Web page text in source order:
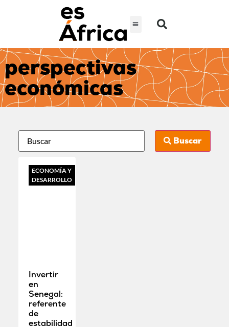
perspectivas
económicas
Buscar
ECONOMÍA Y
DESARROLLO
Invertir
en
Senegal:
referente
de
estabilidad